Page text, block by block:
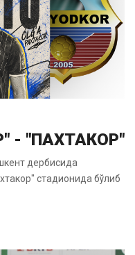
- "ПАХТАКОР"
дербисида
стадионида бўлиб